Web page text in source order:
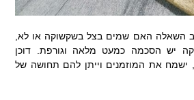
השאלה האם שמים בצל בשקשוקה או לא,
יש הסכמה כמעט מלאה וגורפת. דוכן
ישמח את המוזמנים וייתן להם תחושה של